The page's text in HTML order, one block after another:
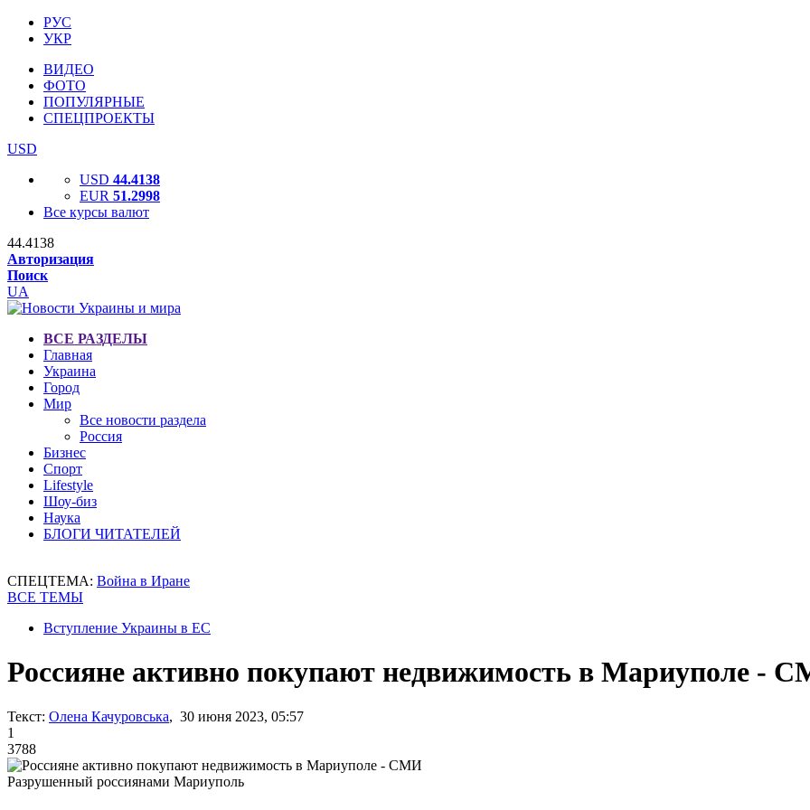
РУС
УКР
ВИДЕО
ФОТО
ПОПУЛЯРНЫЕ
СПЕЦПРОЕКТЫ
USD
USD 44.4138
EUR 51.2998
Все курсы валют
44.4138
Авторизация
Поиск
UA
ВСЕ РАЗДЕЛЫ
Главная
Украина
Город
Мир
Все новости раздела
Россия
Бизнес
Спорт
Lifestyle
Шоу-биз
Наука
БЛОГИ ЧИТАТЕЛЕЙ
СПЕЦТЕМА: Война в Иране
ВСЕ ТЕМЫ
Вступление Украины в ЕС
Россияне активно покупают недвижимость в Мариуполе -
Текст: Олена Качуровська, 30 июня 2023, 05:57
1
3788
Разрушенный россиянами Мариуполь